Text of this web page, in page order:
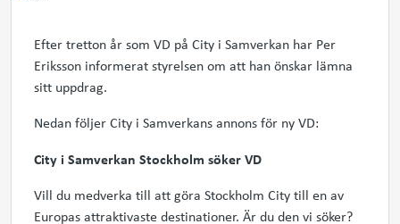
Efter tretton år som VD på City i Samverkan har Per
Eriksson informerat styrelsen om att han önskar lämna
sitt uppdrag.
Nedan följer City i Samverkans annons för ny VD:
City i Samverkan Stockholm söker VD
Vill du medverka till att göra Stockholm City till en av
Europas attraktivaste destinationer. Är du den vi söker?